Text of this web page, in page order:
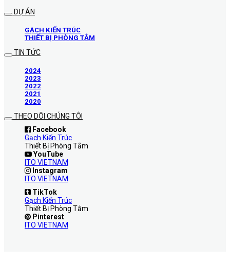
DỰ ÁN
GẠCH KIẾN TRÚC
THIẾT BỊ PHÒNG TẮM
TIN TỨC
2024
2023
2022
2021
2020
THEO DÕI CHÚNG TÔI
Facebook
Gạch Kiến Trúc
Thiết Bị Phòng Tắm
YouTube
ITO VIETNAM
Instagram
ITO VIETNAM
TikTok
Gạch Kiến Trúc
Thiết Bị Phòng Tắm
Pinterest
ITO VIETNAM